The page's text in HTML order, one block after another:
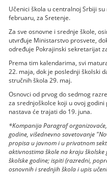
Učenici škola u centralnoj Srbiji
februaru, za Sretenje.
Za sve osnovne i srednje škole,
utvrđuje Ministarstvo prosvete,
određuje Pokrajinski sekretarijat
Prema tim kalendarima, svi
22. maja, dok je poslednji školski
stručnih škola 29. maj.
Osnovci od prvog do sedmog
za srednjoškolce koji u ovoj
nastava će trajati do 19. juna.
*Kompanija Paragraf
godine, višednevno savetovanje
propisa u javnom i u privatnom
aktivnostima škole na kraju
školske godine; ispiti (razredni,
osnovnih i srednjih škola i upis